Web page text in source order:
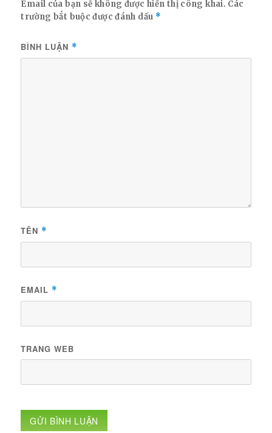
Email của bạn sẽ không được hiển thị công khai. Các
trường bắt buộc được đánh dấu *
BÌNH LUẬN *
TÊN *
EMAIL *
TRANG WEB